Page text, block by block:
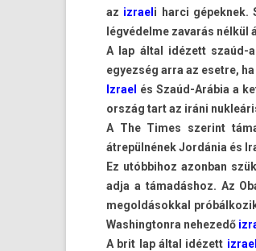
az iz­rael i harci gépek­nek.
légvédelme zavarás nélkül
A lap által idézett szaúd-
egyez­ség arra az eset­re, ha
Iz­rael és Szaúd-Arábia a
ország tart az iráni
A The Times szerint
átrepülnének Jordánia és
Ez utób­bihoz azon­ban
adja a támadáshoz. Az
megol­dásokk­al
Was­hington­ra nehezedő
A brit lap által idézett iz­rael